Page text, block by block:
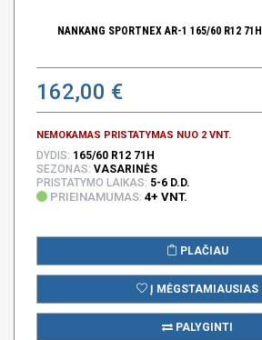
NANKANG SPORTNEX AR-1 165/60 R12 71H
162,00 €
NEMOKAMAS PRISTATYMAS NUO 2 VNT.
DYDIS: 165/60 R12 71H
SEZONAS: VASARINĖS
PRISTATYMO LAIKAS: 5-6 D.D.
PRIEINAMUMAS: 4+ VNT.
PLAČIAU
Į MĖGSTAMIAUSIAS
PALYGINTI